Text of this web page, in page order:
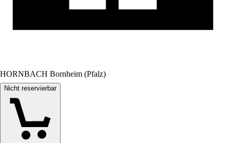
HORNBACH Bornheim (Pfalz)
Nicht reservierbar